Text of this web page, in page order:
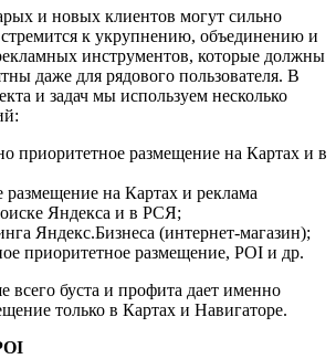
и новых клиентов могут сильно
стремится к укрупнению, объединению и
инструментов, которые должны
даже для рядового пользователя. В
и задач мы используем несколько
приоритетное размещение на Картах и в
размещение на Картах и реклама
Яндекса и в РСЯ;
Яндекс.Бизнеса (интернет-магазин);
приоритетное размещение, POI и др.
всего буста и профита дает именно
только в Картах и Навигаторе.